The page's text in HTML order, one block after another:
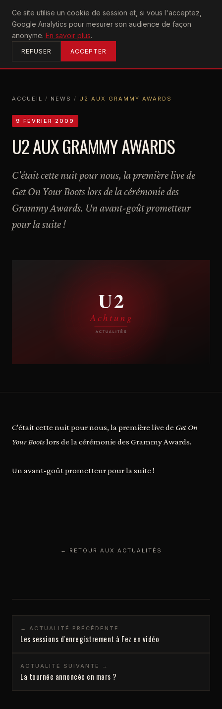
Ce site utilise un cookie de session et, si vous l'acceptez,
Google Analytics pour mesurer son audience de façon
anonyme. En savoir plus.
REFUSER ACCEPTER
U2achtung
ACCUEIL
ACCUEIL / NEWS / U2 AUX GRAMMY AWARDS
9 FÉVRIER 2009
U2 AUX GRAMMY AWARDS
C'était cette nuit pour nous, la première live de
Get On Your Boots lors de la cérémonie des
Grammy Awards. Un avant-goût prometteur
pour la suite !
C'était cette nuit pour nous, la première live de Get On
Your Bootslors de la cérémonie des Grammy Awards.
Un avant-goût prometteur pour la suite !
← RETOUR AUX ACTUALITÉS
← ACTUALITÉ PRÉCÉDENTE
Les sessions d'enregistrement à Fez en vidéo
ACTUALITÉ SUIVANTE →
La tournée annoncée en mars ?